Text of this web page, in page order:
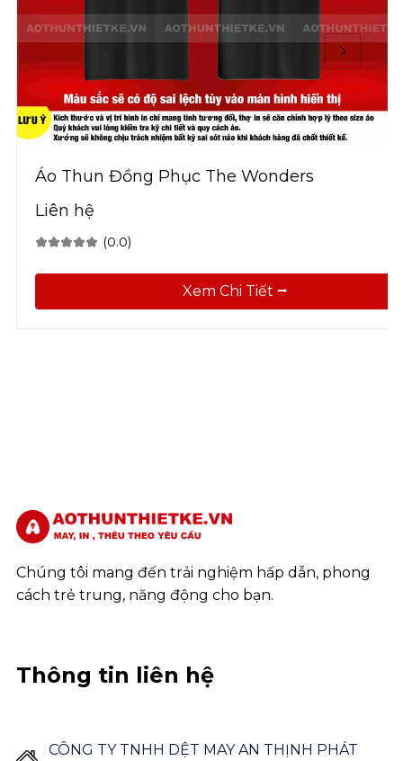
Áo Thun Đồng Phục The Wonders
Liên hệ
(0.0)
Xem Chi Tiết ⭢
Chúng tôi mang đến trải nghiệm hấp dẫn, phong
cách trẻ trung, năng động cho bạn.
Thông tin liên hệ
CÔNG TY TNHH DỆT MAY AN THỊNH PHÁT